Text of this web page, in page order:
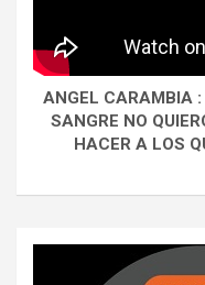
ANGEL CARAMBIA :
SANGRE NO
HACER A LOS